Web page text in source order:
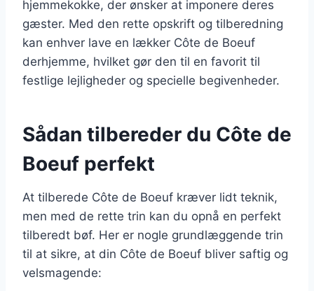
hjemmekokke, der ønsker at imponere deres
gæster. Med den rette opskrift og tilberedning
kan enhver lave en lækker Côte de Boeuf
derhjemme, hvilket gør den til en favorit til
festlige lejligheder og specielle begivenheder.
Sådan tilbereder du Côte de
Boeuf perfekt
At tilberede Côte de Boeuf kræver lidt teknik,
men med de rette trin kan du opnå en perfekt
tilberedt bøf. Her er nogle grundlæggende trin
til at sikre, at din Côte de Boeuf bliver saftig og
velsmagende: